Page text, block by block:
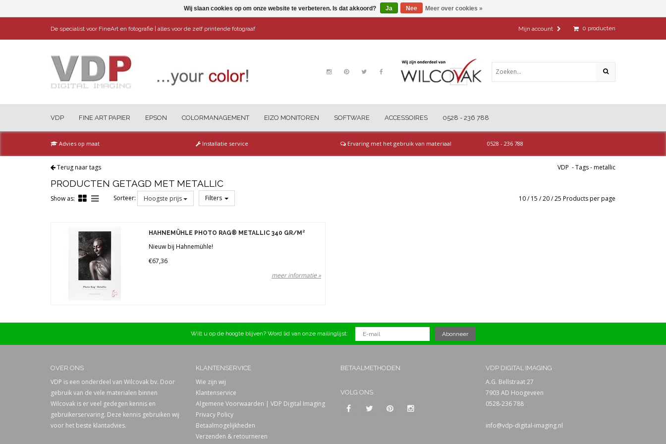
De specialist voor FineArt en fotografie | alles voor de zelf printende fotograaf 0 producten
Mijn account
VDP FINE ART PAPIER EPSON COLORMANAGEMENT EIZO MONITOREN SOFTWARE ACCESSOIRES 0528 - 236 788
Advies op maat Installatie service Ervaring met het gebruik van materiaal 0528 - 236 788
Terug naar tags VDP -Tags-metallic
PRODUCTEN GETAGD MET METALLIC
10/15 /20/25 Products per page
Show as: Sorteer: Hoogste prijs Filters
Gewicht
340 gr (1)
Merken
HAHNEMÜHLE PHOTO RAG® METALLIC 340 GR/M²
Nieuw bij Hahnemühle!
€67,36
meer informatie »
Wilt u op de hoogte blijven? Word lid van onze mailinglijst:
OVER ONS
VDP is een onderdeel van Wilcovak bv. Door
gebruik van de vele materialen binnen
Wilcovak is er veel gedegen kennis en
gebruikerservaring. Deze kennis gebruiken wij
voor het beste klantadvies.
KLANTENSERVICE
Wie zijn wij
Klantenservice
Algemene Voorwaarden | VDP Digital Imaging
Privacy Policy
Betaalmogelijkheden
Verzenden & retourneren
BETAALMETHODEN
VOLG ONS
VDP DIGITAL IMAGING
A.G. Bellstraat 27
7903 AD Hoogeveen
0528-236 788
info@vdp-digital-imaging.nl
Wij slaan cookies op om onze website te verbeteren. Is dat akkoord? Ja Nee Meer over cookies »